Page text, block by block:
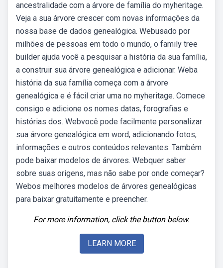
ancestralidade com a árvore de família do myheritage.
Veja a sua árvore crescer com novas informações da
nossa base de dados genealógica. Webusado por
milhões de pessoas em todo o mundo, o family tree
builder ajuda você a pesquisar a história da sua família,
a construir sua árvore genealógica e adicionar. Weba
história da sua família começa com a árvore
genealógica e é fácil criar uma no myheritage. Comece
consigo e adicione os nomes datas, forografias e
histórias dos. Webvocê pode facilmente personalizar
sua árvore genealógica em word, adicionando fotos,
informações e outros conteúdos relevantes. Também
pode baixar modelos de árvores. Webquer saber
sobre suas origens, mas não sabe por onde começar?
Webos melhores modelos de árvores genealógicas
para baixar gratuitamente e preencher.
For more information, click the button below.
LEARN MORE